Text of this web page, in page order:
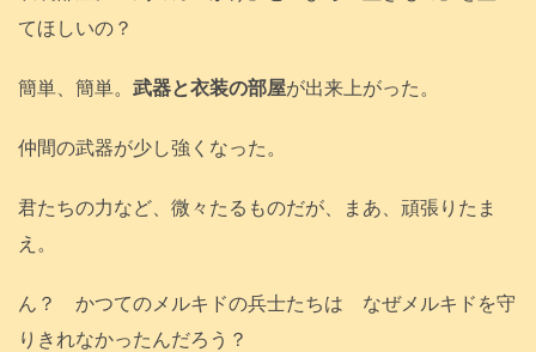
てほしいの？
簡単、簡単。 武器と衣装の部屋が出来上がった。
仲間の武器が少し強くなった。
君たちの力など、微々たるものだが、まあ、頑張りたま
え。
ん？ かつてのメルキドの兵士たちは なぜメルキドを守
りきれなかったんだろう？